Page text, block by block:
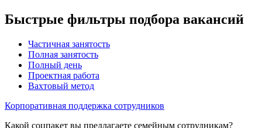
Быстрые фильтры подбора вакансий
Частичная занятость
Полная занятость
Полный день
Проектная работа
Вахтовый метод
Корпоративная поддержка сотрудников
Какой соцпакет вы предлагаете семейным сотрудникам?